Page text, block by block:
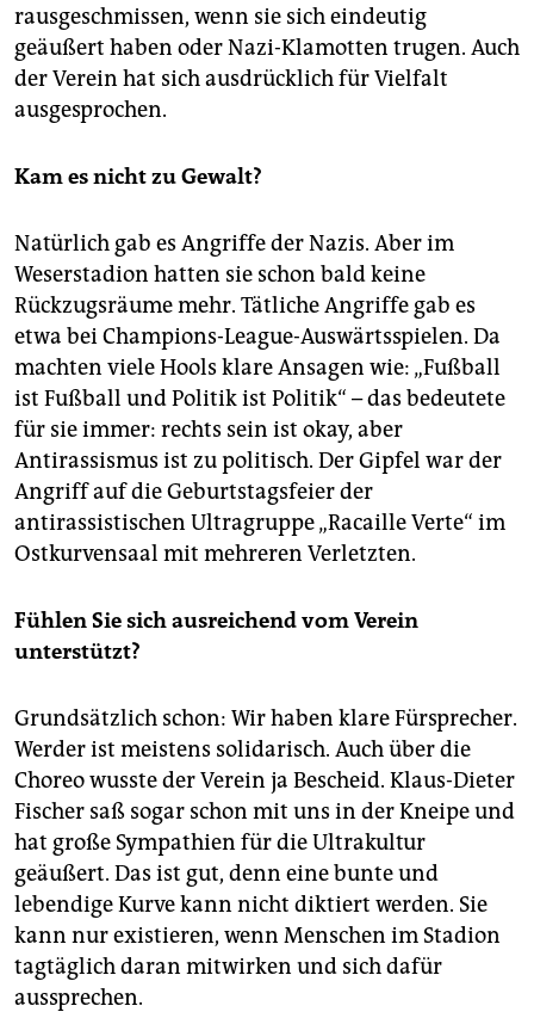
rausgeschmissen, wenn sie sich eindeutig
geäußert haben oder Nazi-Klamotten trugen. Auch
der Verein hat sich ausdrücklich für Vielfalt
ausgesprochen.
Kam es nicht zu Gewalt?
Natürlich gab es Angriffe der Nazis. Aber im
Weserstadion hatten sie schon bald keine
Rückzugsräume mehr. Tätliche Angriffe gab es
etwa bei Champions-League-Auswärtsspielen. Da
machten viele Hools klare Ansagen wie: „Fußball
ist Fußball und Politik ist Politik“ – das bedeutete
für sie immer: rechts sein ist okay, aber
Antirassismus ist zu politisch. Der Gipfel war der
Angriff auf die Geburtstagsfeier der
antirassistischen Ultragruppe „Racaille Verte“ im
Ostkurvensaal mit mehreren Verletzten.
Fühlen Sie sich ausreichend vom Verein
unterstützt?
Grundsätzlich schon: Wir haben klare Fürsprecher.
Werder ist meistens solidarisch. Auch über die
Choreo wusste der Verein ja Bescheid. Klaus-Dieter
Fischer saß sogar schon mit uns in der Kneipe und
hat große Sympathien für die Ultrakultur
geäußert. Das ist gut, denn eine bunte und
lebendige Kurve kann nicht diktiert werden. Sie
kann nur existieren, wenn Menschen im Stadion
tagtäglich daran mitwirken und sich dafür
aussprechen.